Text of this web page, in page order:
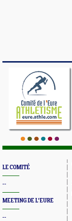
LE COMITÉ
--
MEETING DE L'EURE
--